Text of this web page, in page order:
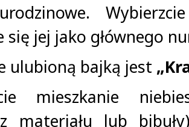
się jej jako głównego
ulubioną bajką jest
mieszkanie
materiału lub